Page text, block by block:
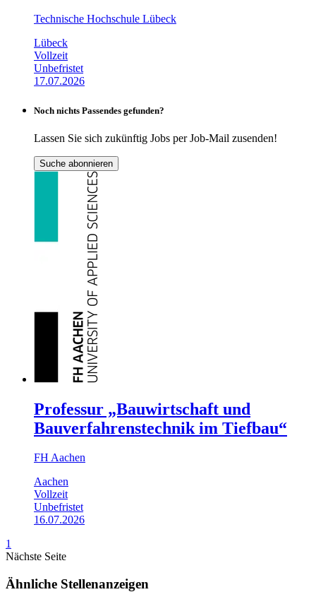
Technische Hochschule Lübeck
Lübeck
Vollzeit
Unbefristet
17.07.2026
Noch nichts Passendes gefunden?
Lassen Sie sich zukünftig Jobs per Job-Mail zusenden!
Suche abonnieren
Professur „Bauwirtschaft und
Bauverfahrenstechnik im Tiefbau“
FH Aachen
Aachen
Vollzeit
Unbefristet
16.07.2026
1
Nächste Seite
Ähnliche Stellenanzeigen